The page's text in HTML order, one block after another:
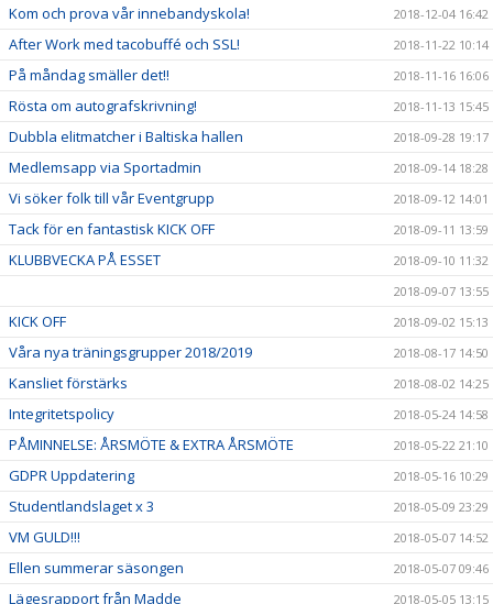
Kom och prova vår innebandyskola! 2018-12-04 16:42
After Work med tacobuffé och SSL! 2018-11-22 10:14
På måndag smäller det!! 2018-11-16 16:06
Rösta om autografskrivning! 2018-11-13 15:45
Dubbla elitmatcher i Baltiska hallen 2018-09-28 19:17
Medlemsapp via Sportadmin 2018-09-14 18:28
Vi söker folk till vår Eventgrupp 2018-09-12 14:01
Tack för en fantastisk KICK OFF 2018-09-11 13:59
KLUBBVECKA PÅ ESSET
2018-09-10 11:32
2018-09-07 13:55
KICK OFF 2018-09-02 15:13
Våra nya träningsgrupper 2018/2019 2018-08-17 14:50
Kansliet förstärks 2018-08-02 14:25
Integritetspolicy 2018-05-24 14:58
PÅMINNELSE: ÅRSMÖTE & EXTRA ÅRSMÖTE 2018-05-22 21:10
GDPR Uppdatering 2018-05-16 10:29
Studentlandslaget x 3 2018-05-09 23:29
VM GULD!!! 2018-05-07 14:52
Ellen summerar säsongen 2018-05-07 09:46
Lägesrapport från Madde 2018-05-05 13:15